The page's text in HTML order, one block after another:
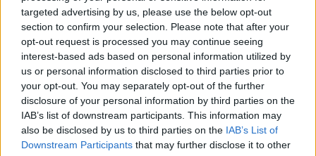
targeted advertising by us, please use the below opt-out
section to confirm your selection. Please note that after your
opt-out request is processed you may continue seeing
interest-based ads based on personal information utilized by
us or personal information disclosed to third parties prior to
your opt-out. You may separately opt-out of the further
disclosure of your personal information by third parties on the
IAB’s list of downstream participants. This information may
also be disclosed by us to third parties on the IAB’s List of
Downstream Participants that may further disclose it to other
στις αγορές, οι «κρυμμένες» αξίες της ΓΕΚ ΤΕΡΝΑ
05.08.2026 - 08:37
Ιωάννης Μπολέτης – ΩΝΑΣΕΙΟ
04.08.2026 - 15:33
ERGO Hellas: Μέτρα στήριξης για τους πληγέντες
ασφαλισμένους της από τις πυρκαγιές
04.08.2026 - 12:40